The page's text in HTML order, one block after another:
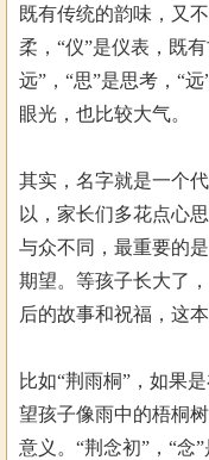
既有传统的韵味，又
柔，“仪”是仪表，既
远”，“思”是思考，“
眼光，也比较大气。
其实，名字就是一个
以，家长们多花点心
与众不同，最重要的
期望。等孩子长大了
后的故事和祝福，这
比如“荆雨桐”，如果
望孩子像雨中的梧桐
意义。“荆念初”，“念